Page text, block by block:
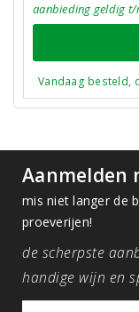
aanbieding geldig t/
Vandaag besteld,
Aanmelden
mis niet langer de
proeverijen!
de scherpste
handige wijn en